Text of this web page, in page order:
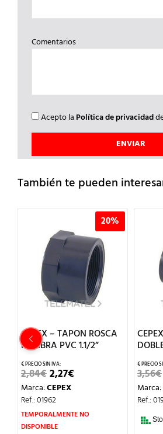
Comentarios
Acepto la Política de privacidad
También te pueden
20%
CEPEX – TAPON ROSCA
HEMBRA PVC 1.1/2”
2,84€EL
PRECIO
ORIGINAL
ERA:
2,84€.
2,27€
2,27€.
Marca:CEPEX
Ref.: 01962
TEMPORALMENTE NO
DISPONIBLE
3,56€
Marca:
Ref.: